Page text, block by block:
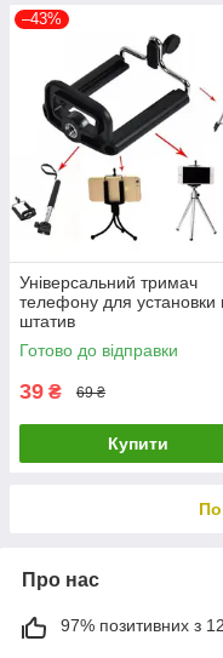
–43%
Універсальний тримач
телефону для установки
штатив
Готово до відправки
39 ₴ 69 ₴
Купити
Про нас
97% позитивних з